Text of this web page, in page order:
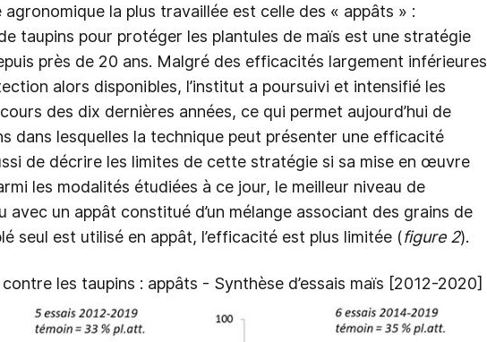
la plus travaillée est celle des « appâts » :
taupins pour protéger les plantules de maïs est une stratégie
près de 20 ans. Malgré des efficacités largement inférieures
alors disponibles, l’institut a poursuivi et intensifié les
des dix dernières années, ce qui permet aujourd’hui de
dans lesquelles la technique peut présenter une efficacité
de décrire les limites de cette stratégie si sa mise en œuvre
les modalités étudiées à ce jour, le meilleur niveau de
un appât constitué d’un mélange associant des grains de
seul est utilisé en appât, l’efficacité est plus limitée (figure 2).
les taupins : appâts - Synthèse d’essais maïs [2012-2020]